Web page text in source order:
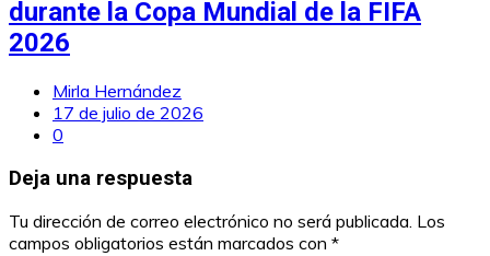
durante la Copa Mundial de la FIFA
2026
Mirla Hernández
17 de julio de 2026
0
Deja una respuesta
Tu dirección de correo electrónico no será publicada. Los
campos obligatorios están marcados con *